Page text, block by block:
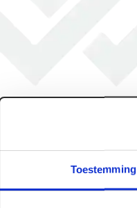
Toestemming